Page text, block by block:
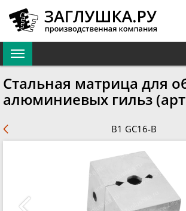
Стальная матрица для
алюминиевых гильз
B1 GC16-В